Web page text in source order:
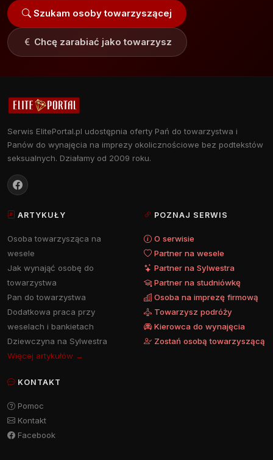
Szukam osoby towarzyszącej
Chcę zarabiać jako towarzysz
Serwis ElitePortal.pl udostępnia oferty Pań do towarzystwa i
Panów do wynajęcia na imprezy okolicznościowe bez podtekstów
seksualnych. Działamy od 2009 roku.
ARTYKUŁY
Osoba towarzysząca na
wesele
Jak wynająć osobę do
towarzystwa
Pan do towarzystwa
Dodatkowa praca przy
weselach i bankietach
Dziewczyna na Sylwestra
Więcej artykułów →
POZNAJ SERWIS
O serwisie
Partner na wesele
Partner na Sylwestra
Partner na studniówkę
Osoba na imprezę firmową
Towarzysz podróży
Kierowca do wynajęcia
Zostań osobą towarzyszącą
KONTAKT
Pomoc
Kontakt
Facebook